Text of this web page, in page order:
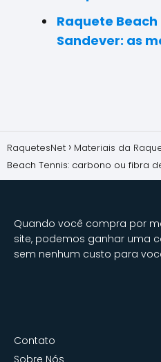
Raquete
Sandever: as
RaquetesNet Materiais da
Beach Tennis: carbono ou fibra
Quando você compra por
site, podemos ganhar uma
sem nenhum custo para
Contato
Sobre Nós